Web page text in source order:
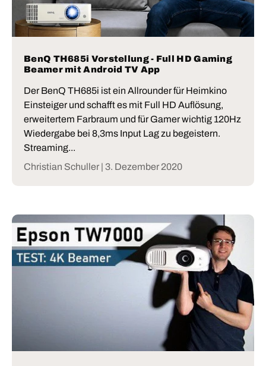
BenQ TH685i Vorstellung - Full HD Gaming
Beamer mit Android TV App
Der BenQ TH685i ist ein Allrounder für Heimkino
Einsteiger und schafft es mit Full HD Auflösung,
erweitertem Farbraum und für Gamer wichtig 120Hz
Wiedergabe bei 8,3ms Input Lag zu begeistern.
Streaming...
Christian Schuller | 3. Dezember 2020